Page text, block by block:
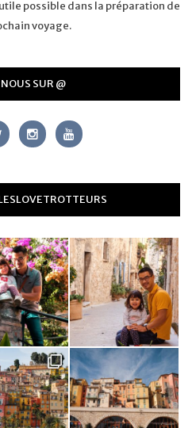
possible dans la préparation de
voyage.
SUR @